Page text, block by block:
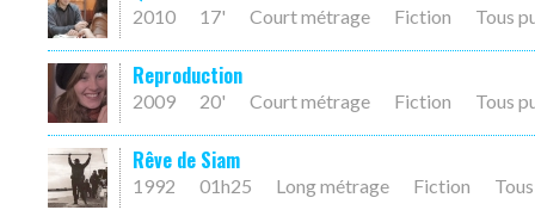
2010 17' Court métrage Fiction Tous
Reproduction
2009 20' Court métrage Fiction Tous
Rêve de Siam
1992 01h25 Long métrage Fiction